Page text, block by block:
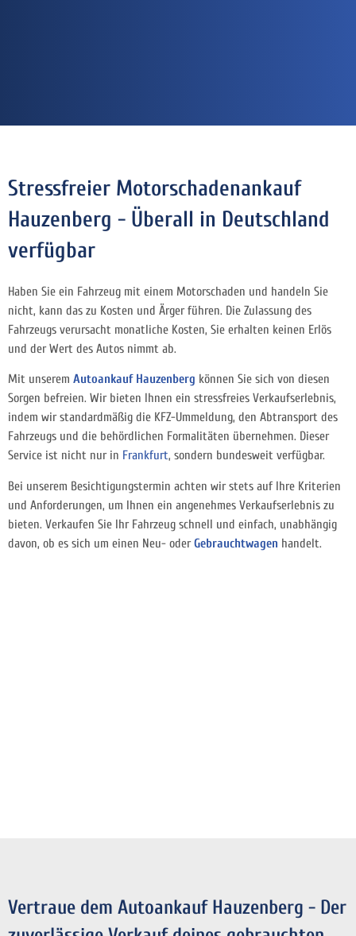
Stressfreier Motorschadenankauf
Hauzenberg - Überall in Deutschland
verfügbar
Haben Sie ein Fahrzeug mit einem Motorschaden und handeln Sie
nicht, kann das zu Kosten und Ärger führen. Die Zulassung des
Fahrzeugs verursacht monatliche Kosten, Sie erhalten keinen Erlös
und der Wert des Autos nimmt ab.
Mit unserem Autoankauf Hauzenberg können Sie sich von diesen
Sorgen befreien. Wir bieten Ihnen ein stressfreies Verkaufserlebnis,
indem wir standardmäßig die KFZ-Ummeldung, den Abtransport des
Fahrzeugs und die behördlichen Formalitäten übernehmen. Dieser
Service ist nicht nur in Frankfurt, sondern bundesweit verfügbar.
Bei unserem Besichtigungstermin achten wir stets auf Ihre Kriterien
und Anforderungen, um Ihnen ein angenehmes Verkaufserlebnis zu
bieten. Verkaufen Sie Ihr Fahrzeug schnell und einfach, unabhängig
davon, ob es sich um einen Neu- oderGebrauchtwagen handelt.
Vertraue dem Autoankauf Hauzenberg - Der